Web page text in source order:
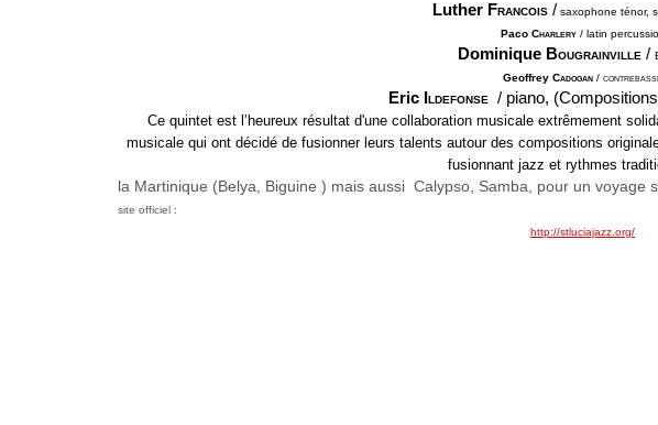
Luther Francois / saxophone ténor,
Paco Charlery / latin
Dominique Bougrainville /
Geoffrey Cadogan /
Eric I ldefonse / piano,
Ce quintet est l’heureux résultat d'une collaboration musicale extrêmement
musicale qui ont décidé de fusionner leurs talents autour des compositions
fusionnant jazz et rythmes
la Martinique (Belya, Biguine ) mais aussi Calypso, Samba, pour un voyage
site officiel :
http://stluciajazz.org/